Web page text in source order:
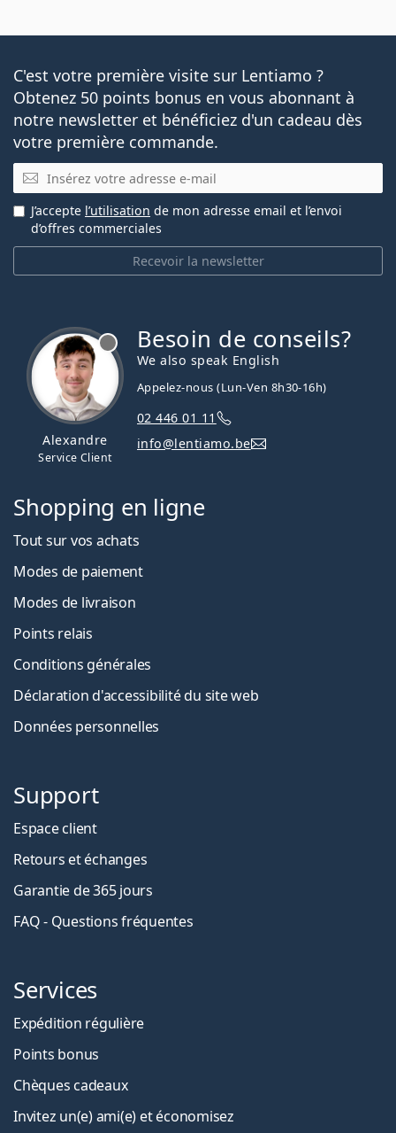
C'est votre première visite sur Lentiamo ?
Obtenez 50 points bonus en vous abonnant à
notre newsletter et bénéficiez d'un cadeau dès
votre première commande.
E-mail
Recevoir la newsletter
J’accepte l’utilisation de mon adresse email et l’envoi
d’offres commerciales
Alexandre
Service Client
Besoin de conseils?
We also speak English
Appelez-nous (Lun-Ven 8h30-16h)
02 446 01 11
info@lentiamo.be
Shopping en ligne
Tout sur vos achats
Modes de paiement
Modes de livraison
Points relais
Conditions générales
Déclaration d'accessibilité du site web
Données personnelles
Support
Espace client
Retours et échanges
Garantie de 365 jours
FAQ - Questions fréquentes
Services
Expédition régulière
Points bonus
Chèques cadeaux
Invitez un(e) ami(e) et économisez